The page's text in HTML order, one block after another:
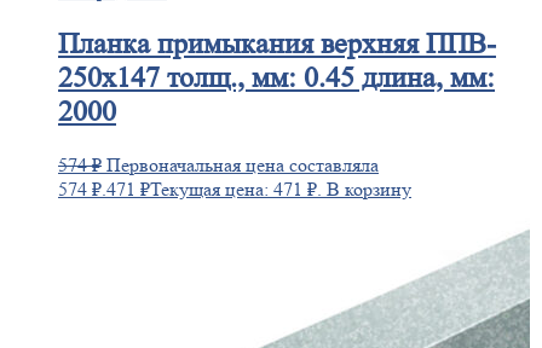
Планкапримыкания верхняя ППВ-
250х147 толщ., мм: 0.45 длина, мм:
2000
574₽ Первоначальная цена составляла
574 ₽. 471 ₽Текущая цена: 471 ₽. В корзину